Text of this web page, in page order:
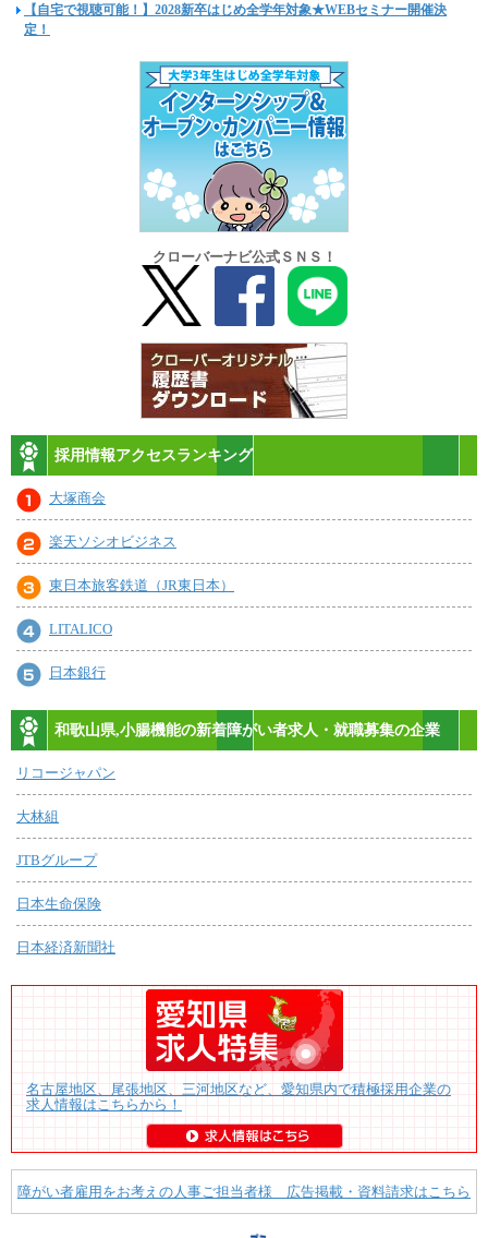
【自宅で視聴可能！】2028新卒はじめ全学年対象★WEBセミナー開催決
定！
クローバーナビ公式ＳＮＳ！
採用情報アクセスランキング
大塚商会
楽天ソシオビジネス
東日本旅客鉄道（JR東日本）
LITALICO
日本銀行
和歌山県,小腸機能の新着障がい者求人・就職募集の企業
リコージャパン
大林組
JTBグループ
日本生命保険
日本経済新聞社
名古屋地区、尾張地区、三河地区など、愛知県内で積極採用企業の
求人情報はこちらから！
障がい者雇用をお考えの人事ご担当者様 広告掲載・資料請求はこちら